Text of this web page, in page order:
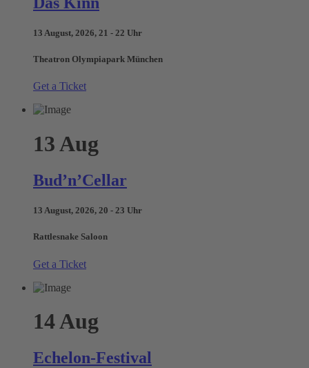
13 August, 2026, 21 - 22 Uhr
Theatron Olympiapark München
Get a Ticket
13 Aug
Bud’n’Cellar
13 August, 2026, 20 - 23 Uhr
Rattlesnake Saloon
Get a Ticket
14Aug
Echelon-Festival